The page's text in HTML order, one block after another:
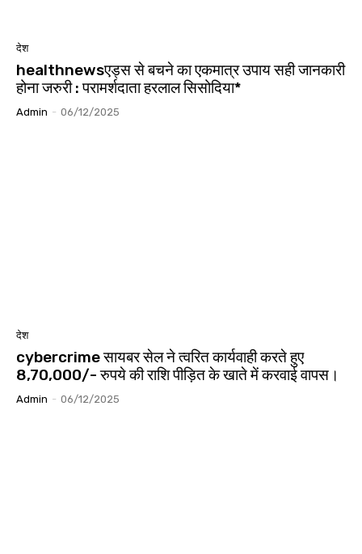
देश
healthnewsएड्स से बचने का एकमात्र उपाय सही जानकारी
होना जरुरी : परामर्शदाता हरलाल सिसोदिया*
Admin - 06/12/2025
देश
cybercrime सायबर सेल ने त्वरित कार्यवाही करते हुए
8,70,000/- रुपये की राशि पीड़ित के खाते में करवाई वापस।
Admin - 06/12/2025